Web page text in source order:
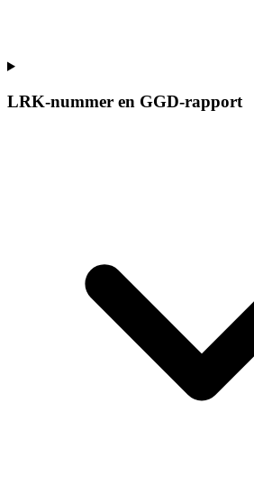
LRK-nummer en GGD-rapport